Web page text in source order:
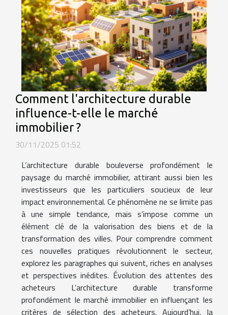
Comment l'architecture durable
influence-t-elle le marché
immobilier ?
30/11/2025 01:52
L’architecture durable bouleverse profondément le
paysage du marché immobilier, attirant aussi bien les
investisseurs que les particuliers soucieux de leur
impact environnemental. Ce phénomène ne se limite pas
à une simple tendance, mais s’impose comme un
élément clé de la valorisation des biens et de la
transformation des villes. Pour comprendre comment
ces nouvelles pratiques révolutionnent le secteur,
explorez les paragraphes qui suivent, riches en analyses
et perspectives inédites. Évolution des attentes des
acheteurs L’architecture durable transforme
profondément le marché immobilier en influençant les
critères de sélection des acheteurs. Aujourd’hui, la